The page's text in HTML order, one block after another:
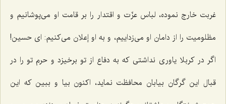
غربت خارج نموده، لباس عزّت و اقتدار را بر قامت او می‌پوشانیم و
مظلومیت را از دامان او می‌زداییم، و به او إعلان می‌کنیم: ای حسین!
اگر در کربلا یاوری نداشتی که به دفاع از تو برخیزد و حرم تو را در
قبال این گرگان بیابان محافظت نماید، اکنون بیا و ببین که این